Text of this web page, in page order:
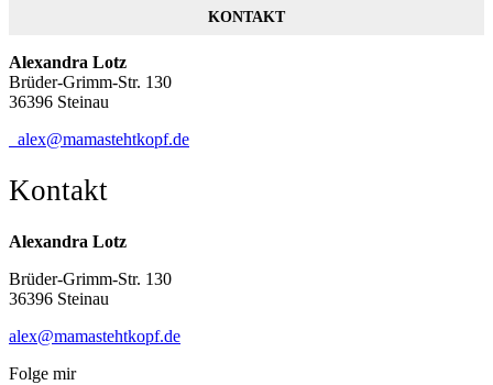
KONTAKT
Alexandra Lotz
Brüder-Grimm-Str. 130
36396 Steinau
alex@mamastehtkopf.de
Kontakt
Alexandra Lotz
Brüder-Grimm-Str. 130
36396 Steinau
alex@mamastehtkopf.de
Folge mir